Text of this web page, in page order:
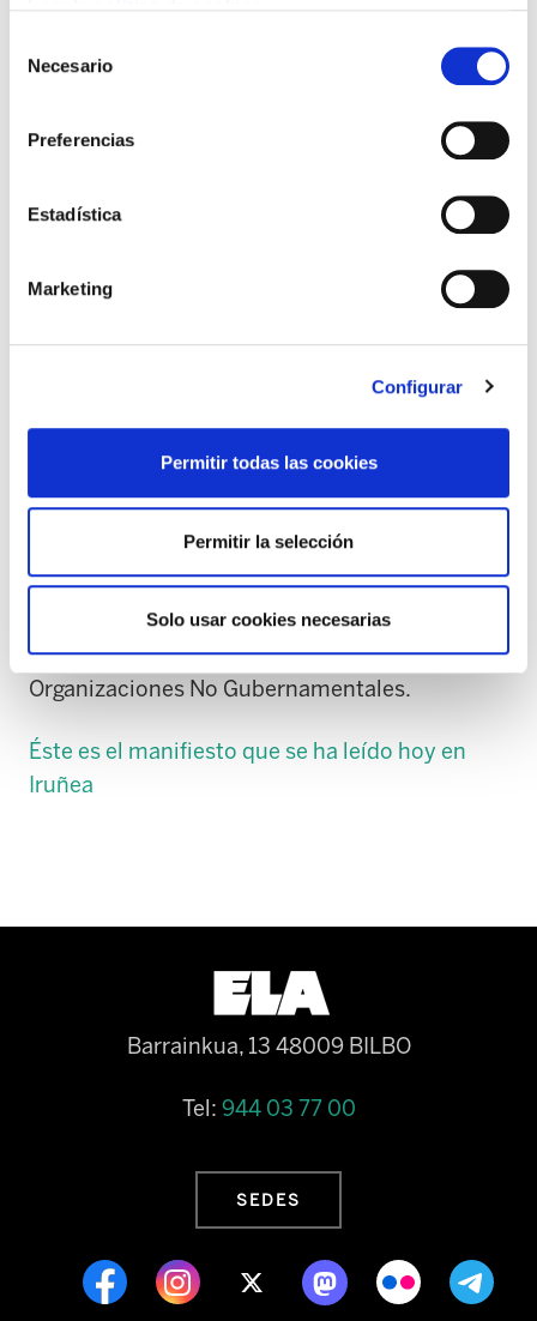
Necesario
Preferencias
Estadística
Marketing
Configurar
Permitir todas las cookies
Permitir la selección
Solo usar cookies necesarias
personas y de los pueblos. Ademas, han
nuestros derechos.
Con el objetivo de difundir la jornada de
movilización del 5 de noviembre, la Carta de
campaña TTIP/CETA NO han organizado varias
asambleas abiertas para los próximos días.
GASTEIZ : 10 de octubre. 10. 19:00, en el local
de ELA.
BILBO: 11 de octubre. 18:00, en Bolunta.
Auzoenea.
DONOSTIA: 13 de octubre. En la sede de las
Organizaciones No Gubernamentales.
Éste es el manifiesto que se ha leído hoy en
Iruñea
Barrainkua, 13 48009 BILBO
Tel: 944 03 77 00
SEDES